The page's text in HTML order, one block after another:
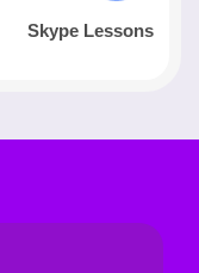
Skype Lessons